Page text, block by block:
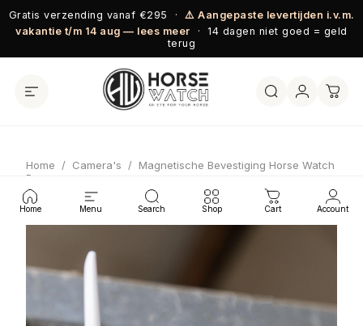
Ga naar inhoud
Gratis verzending vanaf €295 · ⚠️ Aangepaste levertijden i.v.m.
vakantie t/m 14 aug — lees meer · 14 dagen niet goed = geld
terug
Home Menu Search Shop Cart Account
Home / Camera's / Magnetische Bevestiging Horse Watch
Pro